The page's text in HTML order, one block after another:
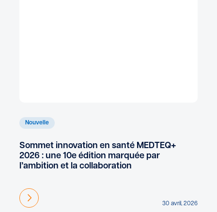
Nouvelle
Sommet innovation en santé MEDTEQ+
2026 : une 10e édition marquée par
l’ambition et la collaboration
En savoir plus
30 avril, 2026